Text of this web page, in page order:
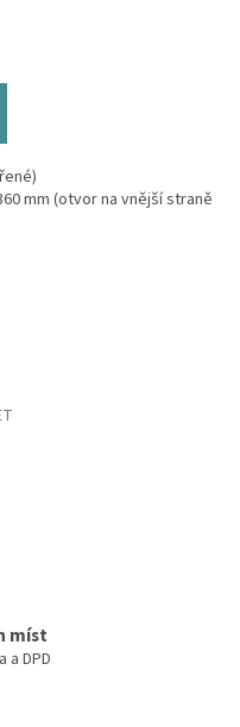
mm(otvor na vnější straně
míst
a DPD